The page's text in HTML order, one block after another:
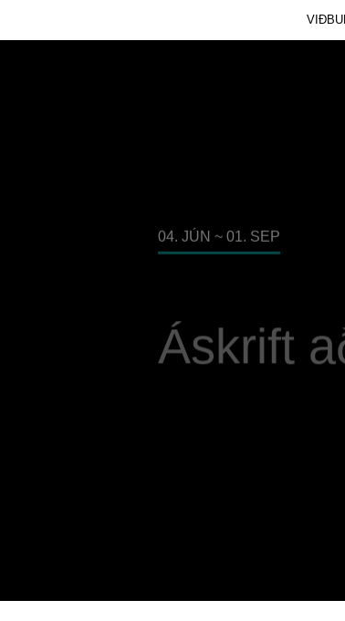
04. JÚN ~ 01. SEP
Áskrift